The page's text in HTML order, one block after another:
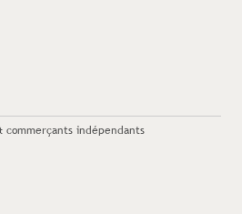
commerçants indépendants